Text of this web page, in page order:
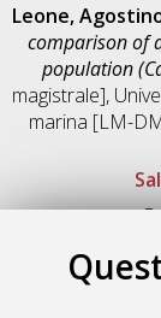
Leone,
comparison of
population
magistrale],
marina [LM-